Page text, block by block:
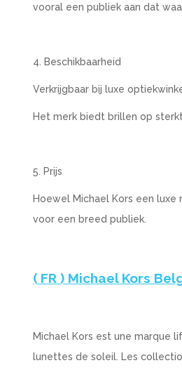
vooral een publiek aan dat
4. Beschikbaarheid
Verkrijgbaar bij luxe
Het merk biedt brillen op
5. Prijs
Hoewel Michael Kors een
voor een breed publiek.
( FR ) Michael Kors
Michael Kors est une marque
lunettes de soleil. Les